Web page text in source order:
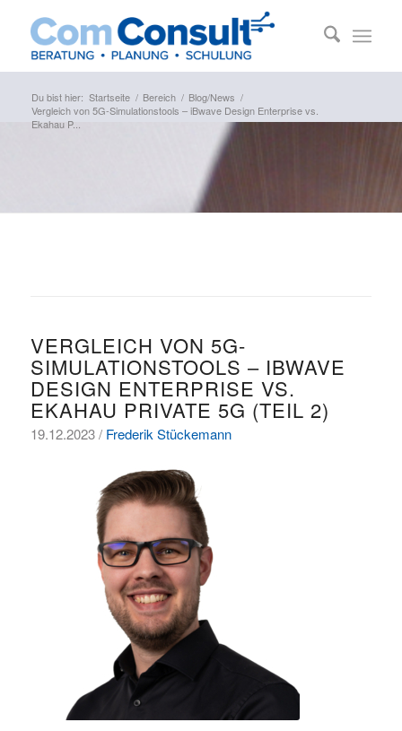
Du bist hier: Startseite / Bereich / Blog/News /
Vergleich von 5G-Simulationstools – iBwave Design Enterprise vs.
Ekahau P...
VERGLEICH VON 5G-
SIMULATIONSTOOLS – IBWAVE
DESIGN ENTERPRISE VS.
EKAHAU PRIVATE 5G (TEIL 2)
19.12.2023 / Frederik Stückemann